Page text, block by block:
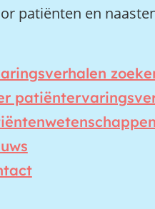
patiënten en